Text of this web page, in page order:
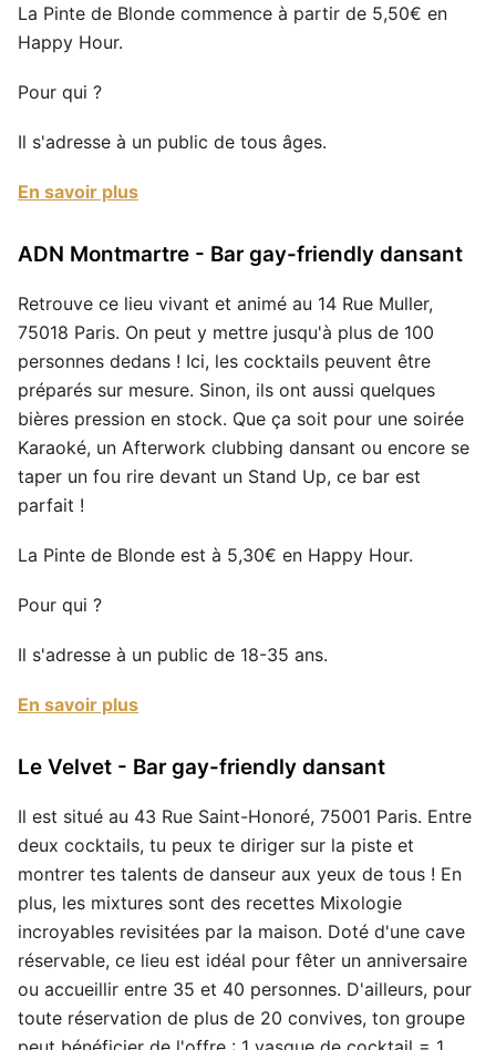
La Pinte de Blonde commence à partir de 5,50€ en
Happy Hour.
Pour qui ?
Il s'adresse à un public de tous âges.
En savoir plus
ADN Montmartre - Bar gay-friendly dansant
Retrouve ce lieu vivant et animé au 14 Rue Muller,
75018 Paris. On peut y mettre jusqu'à plus de 100
personnes dedans ! Ici, les cocktails peuvent être
préparés sur mesure. Sinon, ils ont aussi quelques
bières pression en stock. Que ça soit pour une soirée
Karaoké, un Afterwork clubbing dansant ou encore se
taper un fou rire devant un Stand Up, ce bar est
parfait !
La Pinte de Blonde est à 5,30€ en Happy Hour.
Pour qui ?
Il s'adresse à un public de 18-35 ans.
En savoir plus
Le Velvet - Bar gay-friendly dansant
Il est situé au 43 Rue Saint-Honoré, 75001 Paris. Entre
deux cocktails, tu peux te diriger sur la piste et
montrer tes talents de danseur aux yeux de tous ! En
plus, les mixtures sont des recettes Mixologie
incroyables revisitées par la maison. Doté d'une cave
réservable, ce lieu est idéal pour fêter un anniversaire
ou accueillir entre 35 et 40 personnes. D'ailleurs, pour
toute réservation de plus de 20 convives, ton groupe